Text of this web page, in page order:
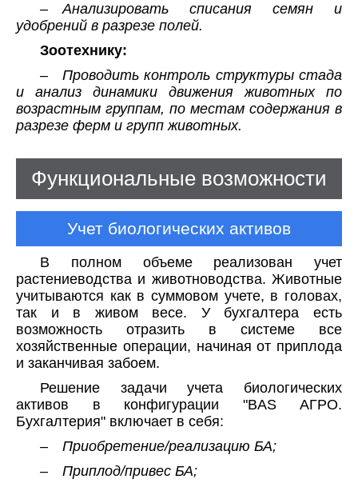
– Анализировать списания семян и
удобрений в разрезе полей.
Зоотехнику:
– Проводить контроль структуры стада
и анализ динамики движения животных по
возрастным группам, по местам содержания в
разрезе ферм и групп животных.
Функциональные возможности
Учет биологических активов
В полном объеме реализован учет
растениеводства и животноводства. Животные
учитываются как в суммовом учете, в головах,
так и в живом весе. У бухгалтера есть
возможность отразить в системе все
хозяйственные операции, начиная от приплода
и заканчивая забоем.
Решение задачи учета биологических
активов в конфигурации "BAS АГРО.
Бухгалтерия" включает в себя:
– Приобретение/реализацию БА;
– Приплод/привес БА;